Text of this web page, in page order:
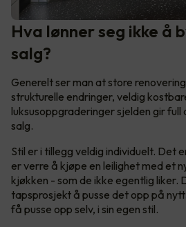
Hva lønner seg ikke å
salg?
Generelt ser man at store
strukturelle endringer, veldig
luksusoppgraderinger sjelden gir
salg.
Stil er i tillegg veldig individuelt. Det
er verre å kjøpe en leilighet med et
kjøkken - som de ikke egentlig liker.
tapsprosjekt å pusse det opp på
få pusse opp selv, i sin egen stil.